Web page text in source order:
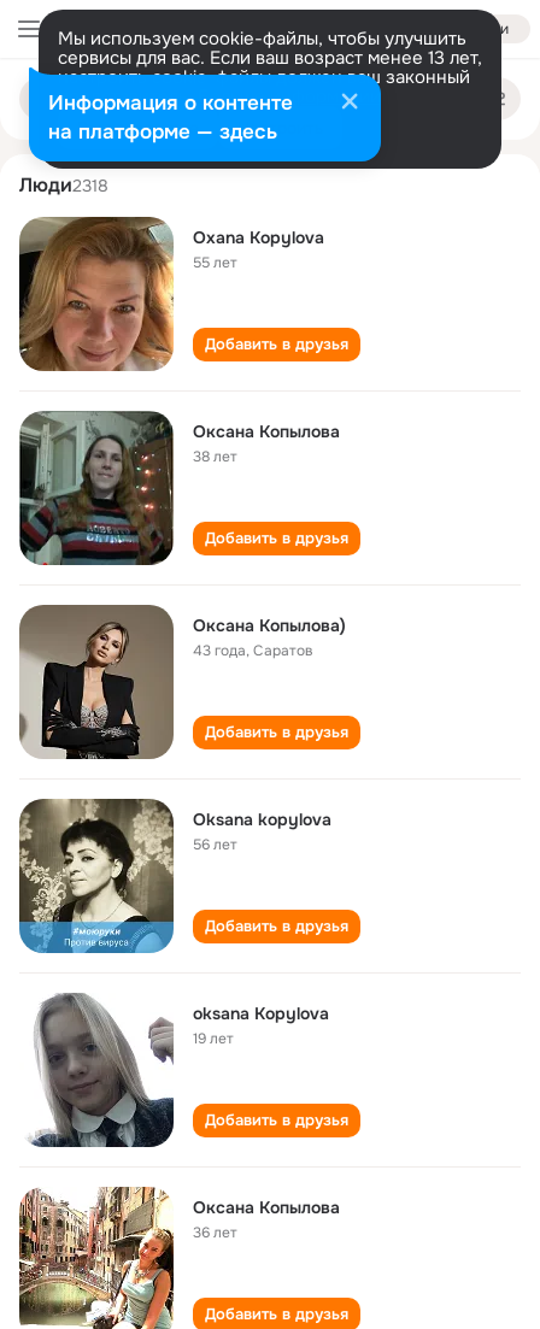
Войти
Мы используем cookie-файлы, чтобы улучшить
сервисы для вас. Если ваш возраст менее 13 лет,
настроить cookie-файлы должен ваш законный
представитель. Больше информации
Разрешить все Настроить
Поиск
людям
oksana kopylova
Люди2318
Oxana Kopylova
55 лет
Добавить в друзья
Оксана Копылова
38 лет
Добавить в друзья
Оксана Копылова)
43 года,Саратов
Добавить в друзья
Oksana kopylova
56 лет
Добавить в друзья
oksana Kopylova
19 лет
Добавить в друзья
Оксана Копылова
36 лет
Добавить в друзья
Информация о контенте
на платформе — здесь